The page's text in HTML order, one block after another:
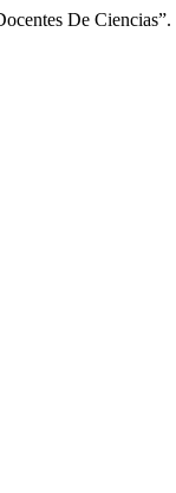
De Ciencias”.